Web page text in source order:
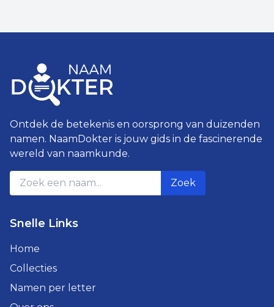
Ontdek de betekenis en oorsprong van duizenden
namen. NaamDokter is jouw gids in de fascinerende
wereld van naamkunde.
Zoek
Snelle Links
Home
Collecties
Namen per letter